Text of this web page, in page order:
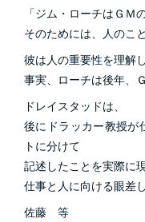
「ジム・ローチはＧＭ
そのためには、人のこ
彼は人の重要性を理解
事実、ローチは後年、
ドレイスタッドは、
後にドラッカー教授が
トに分けて
記述したことを実際に
仕事と人に向ける眼差
佐藤 等